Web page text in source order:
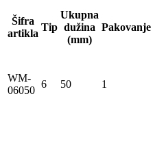
Šifra
artikla
Tip
Ukupna
dužina
(mm)
Pakovanje
WM-
06050
6 50 1